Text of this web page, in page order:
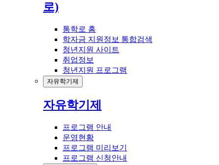
로)
통학로 홈
학자금 지원정보 통합검색
청년지원 사이트
취업정보
청년지원 프로그램
자유학기제
자유학기제
프로그램 안내
운영현황
프로그램 미리보기
프로그램 신청안내